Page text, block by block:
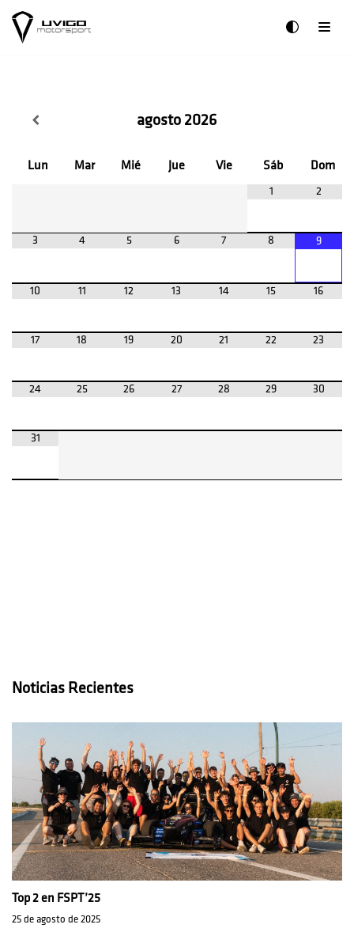
Saltar
agosto 2026
Lun Mar Mié Jue Vie Sáb Dom
1 2
3 4 5 6 7 8 9
10 11 12 13 14 15 16
17 18 19 20 21 22 23
24 25 26 27 28 29 30
31
Noticias Recientes
Top 2 en FSPT’25
25 de agosto de 2025